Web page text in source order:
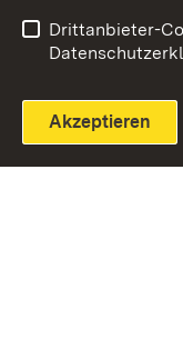
Drittanbieter-
Akzeptieren